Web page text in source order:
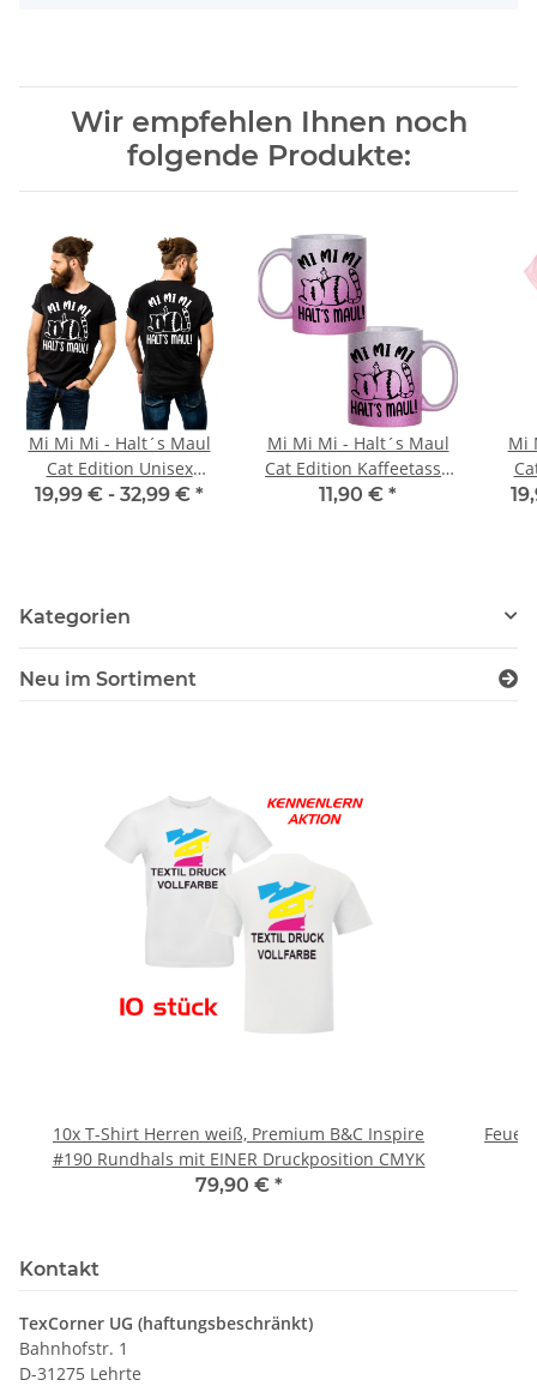
Wir empfehlen Ihnen noch
folgende Produkte:
Mi Mi Mi - Halt´s Maul
Cat Edition Unisex
Premium T-Shirt
19,99 € - 32,99 € *
Mi Mi Mi - Halt´s Maul
Cat Edition Kaffeetasse
Teetasse Motiv
11,90 € *
Mi
Kategorien
Neu im Sortiment
10x T-Shirt Herren weiß, Premium B&C Inspire
#190 Rundhals mit EINER Druckposition CMYK
79,90 € *
Kontakt
TexCorner UG (haftungsbeschränkt)
Bahnhofstr. 1
D-31275 Lehrte